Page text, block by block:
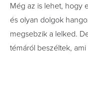
Még az is lehet, hogy
és olyan dolgok
megsebzik a lelked.
témáról beszéltek,